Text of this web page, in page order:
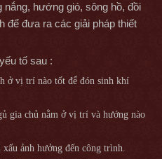
hướng gió, sông hồ, đồi
để đưa ra các giải pháp thiết
tố sau :
ở vị trí nào tốt để đón sinh khí
gia chủ nằm ở vị trí và hướng nào
ảnh hưởng đến công trình.